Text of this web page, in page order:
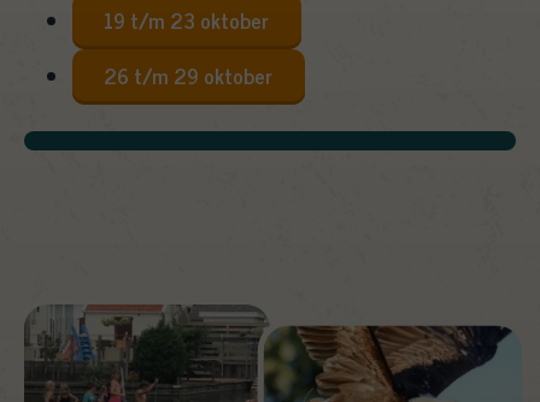
19 t/m 23 oktober
26 t/m 29 oktober